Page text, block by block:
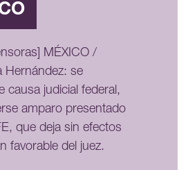
MÉXICO /
Hernández: se
causa judicial federal,
amparo presentado
que deja sin efectos
favorable del juez.